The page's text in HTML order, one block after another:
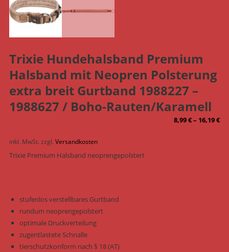
Trixie Hundehalsband Premium
Halsband mit Neopren Polsterung
extra breit Gurtband 1988227 –
1988627 / Boho-Rauten/Karamell
8,99€– 16,19€
inkl. MwSt.zzgl.Versandkosten
Trixie Premium Halsband neoprengepolstert
stufenlos verstellbares Gurtband
rundum neoprengepolstert
optimale Druckverteilung
zugentlastete Schnalle
tierschutzkonform nach § 18 (AT)